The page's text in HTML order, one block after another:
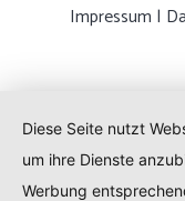
Impressum |
Diese Seite nutzt
um ihre Dienste
Werbung